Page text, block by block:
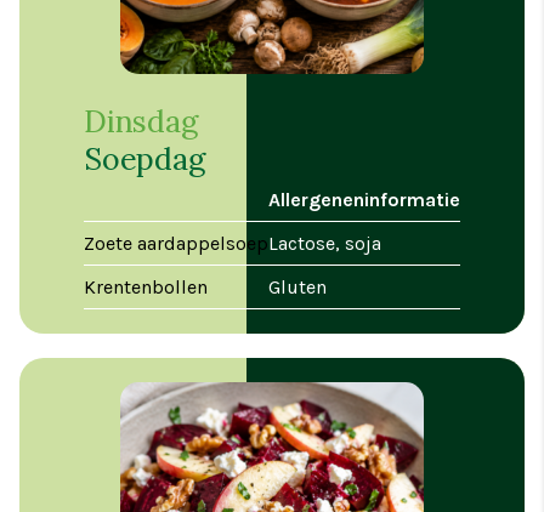
Dinsdag
Soepdag
Allergeneninformatie
Zoete aardappelsoepLactose, soja
Krentenbollen
Gluten